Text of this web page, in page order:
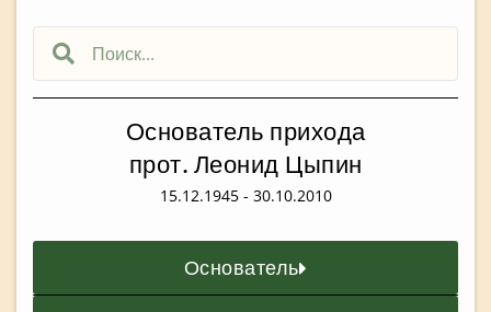
Основатель прихода
прот. Леонид Цыпин
15.12.1945 - 30.10.2010
Основатель